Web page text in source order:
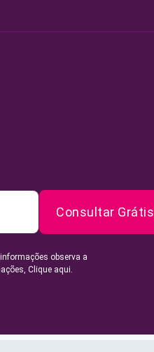
Consultar Grátis
observa a
Clique aqui.